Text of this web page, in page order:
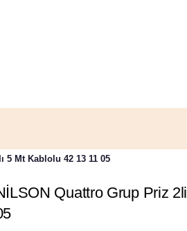
5 Mt Kablolu 42 13 11 05
Quattro Grup Priz